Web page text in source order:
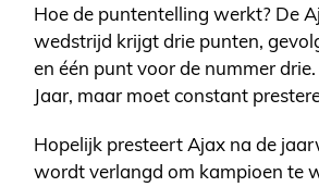
Hoe de puntentelling werkt? De
wedstrijd krijgt drie punten,
en één punt voor de nummer
Jaar, maar moet constant
Hopelijk presteert Ajax na de
wordt verlangd om kampioen te